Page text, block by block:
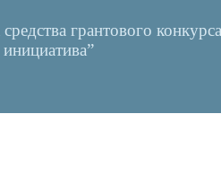
грантового конкурса